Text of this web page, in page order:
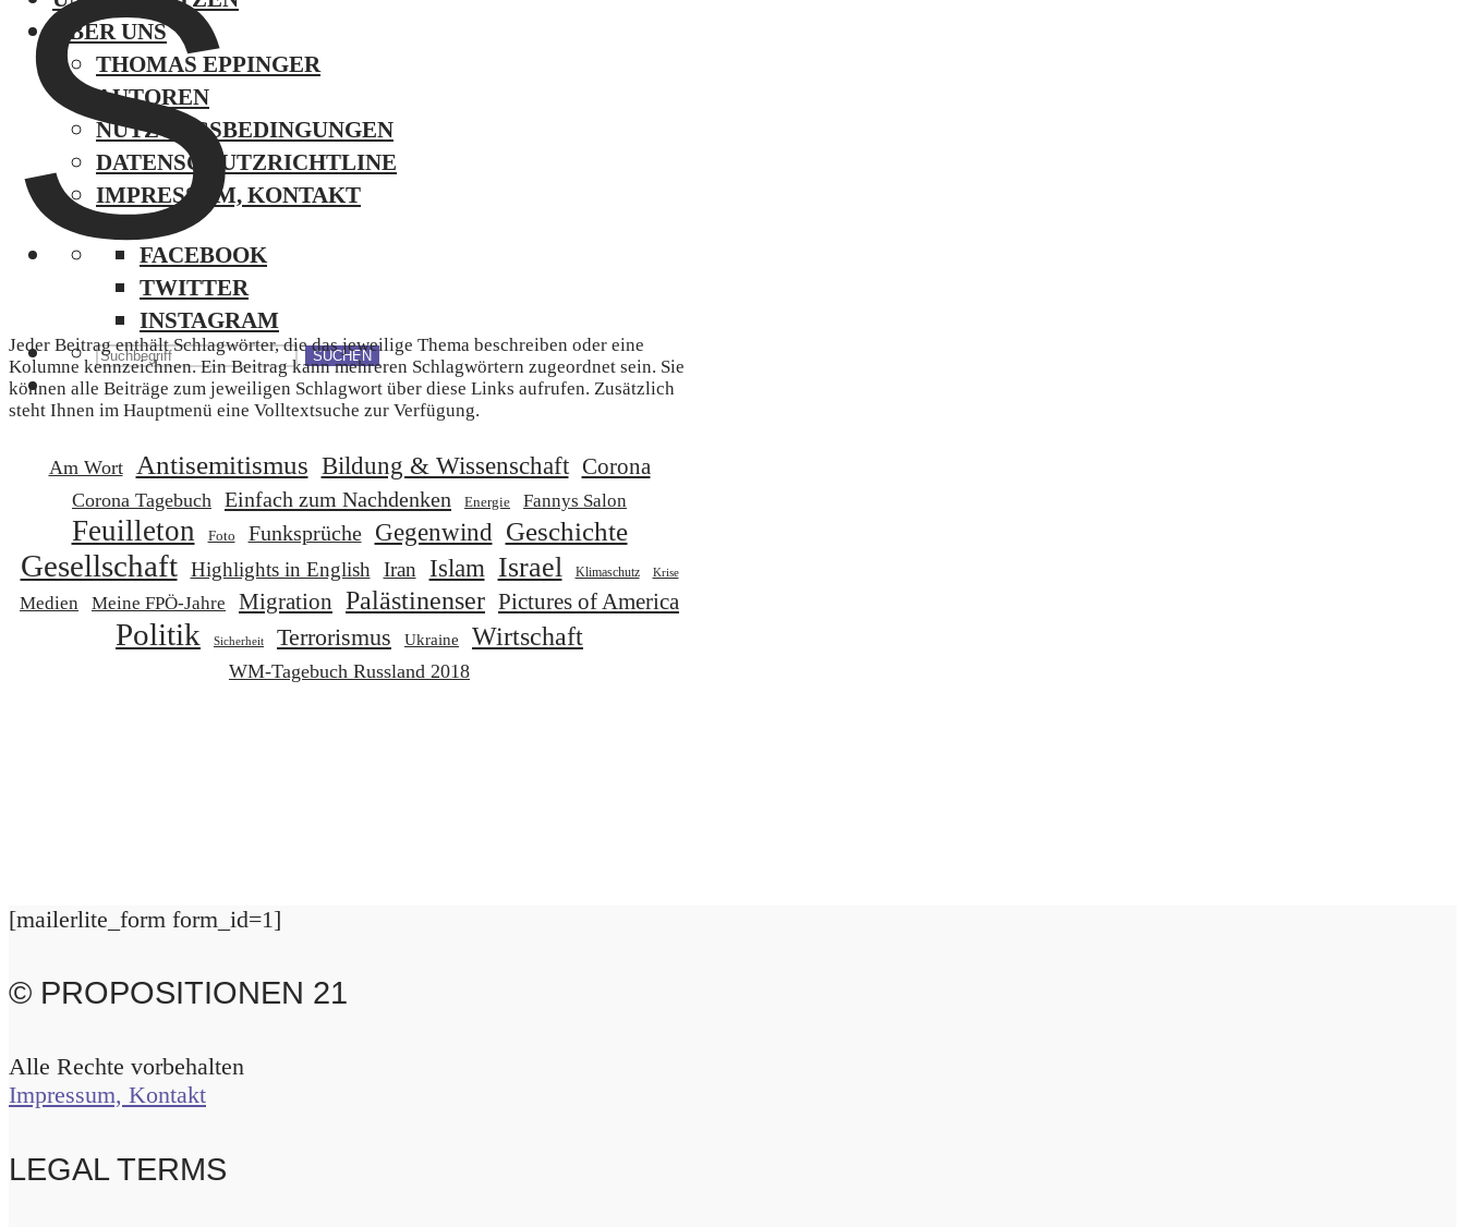
ÜBER UNS
THOMAS EPPINGER
AUTOREN
NUTZUNGSBEDINGUNGEN
DATENSCHUTZRICHTLINE
IMPRESSUM, KONTAKT
FACEBOOK
TWITTER
INSTAGRAM
SUCHEN
S
Jeder Beitrag enthält Schlagwörter, die das jeweilige Thema beschreiben oder eine
Kolumne kennzeichnen. Ein Beitrag kann mehreren Schlagwörtern zugeordnet sein. Sie
können alle Beiträge zum jeweiligen Schlagwort über diese Links aufrufen. Zusätzlich
steht Ihnen im Hauptmenü eine Volltextsuche zur Verfügung.
Am Wort Antisemitismus Bildung & Wissenschaft Corona
Corona Tagebuch Einfach zum Nachdenken Energie Fannys Salon
Feuilleton Foto Funksprüche Gegenwind Geschichte
Gesellschaft Highlights in English Iran Islam Israel Klimaschutz Krise
Medien Meine FPÖ-Jahre Migration Palästinenser Pictures of America
Politik Sicherheit Terrorismus Ukraine Wirtschaft
WM-Tagebuch Russland 2018
[mailerlite_form form_id=1]
© PROPOSITIONEN 21
Alle Rechte vorbehalten
Impressum, Kontakt
LEGAL TERMS